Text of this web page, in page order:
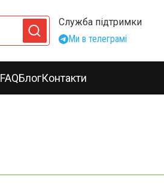
Служба підтримки
Ми в телеграмі
FAQБлогКонтакти